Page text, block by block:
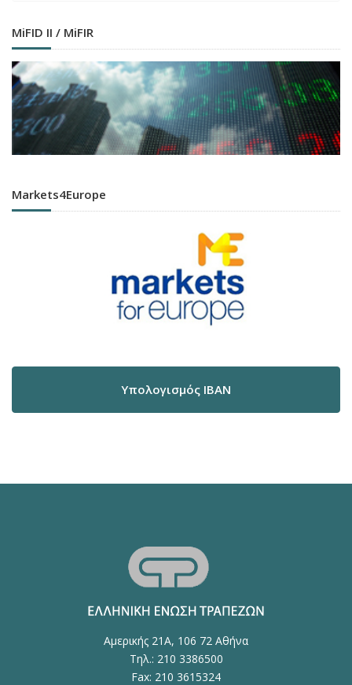
MiFID II / MiFIR
Markets4Europe
Υπολογισμός IBAN
Αμερικής 21Α, 106 72 Αθήνα
Τηλ.: 210 3386500
Fax: 210 3615324